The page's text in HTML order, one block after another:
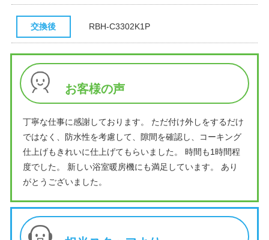
交換後 RBH-C3302K1P
お客様の声
丁寧な仕事に感謝しております。 ただ付け外しをするだけ
ではなく、防水性を考慮して、隙間を確認し、コーキング
仕上げもきれいに仕上げてもらいました。 時間も1時間程
度でした。 新しい浴室暖房機にも満足しています。 あり
がとうございました。